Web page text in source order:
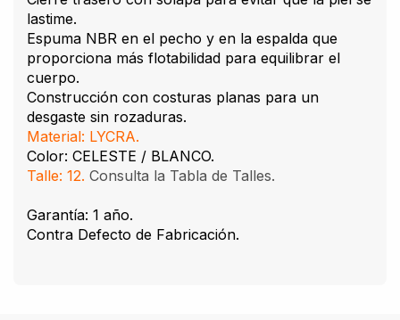
lastime.
Espuma NBR en el pecho y en la espalda que
proporciona más flotabilidad para equilibrar el
cuerpo.
Construcción con costuras planas para un
desgaste sin rozaduras.
Material: LYCRA.
Color: CELESTE / BLANCO.
Talle: 12. Consulta la Tabla de Talles.
Garantía: 1 año.
Contra Defecto de Fabricación.